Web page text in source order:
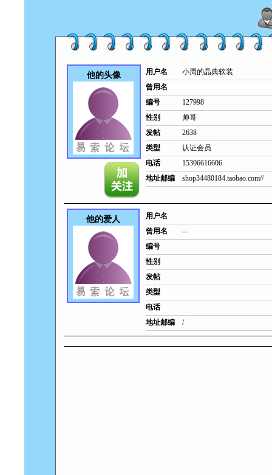
他的头像 用户名
小周的晶典软装
曾用名
编号
127998
性别
帅哥
发帖
2638
类型
认证会员
电话
15306616606
地址邮编
shop34480184.taobao.com//
他的爱人
用户名
曾用名
--
编号
性别
发帖
类型
电话
地址邮编
/